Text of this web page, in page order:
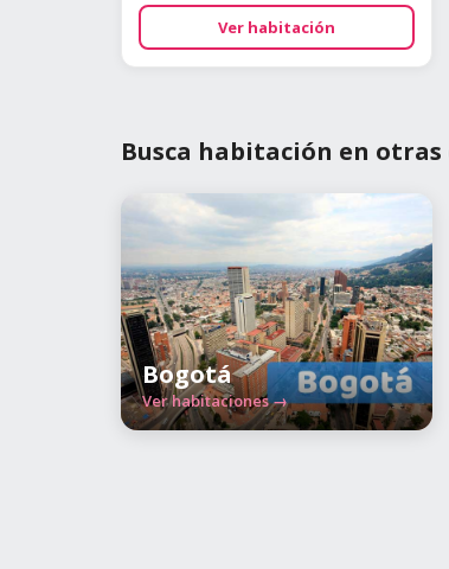
Ver habitación
Busca habitación en otras
Bogotá
Ver habitaciones →